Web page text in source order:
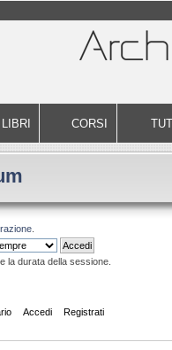
LIBRI CORSI
.
la durata della sessione.
Accedi Registrati